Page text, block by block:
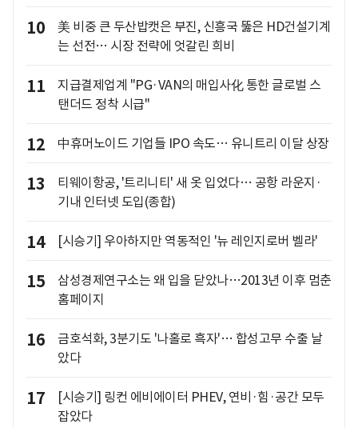
10
美 비중 큰 두산밥캣은 부진, 신흥국 뚫은 HD건설기계
는 선전… 시장 전략에 엇갈린 희비
11
지급결제업계 "PG·VAN의 매입사化 통한 글로벌 스
탠더드 정착 시급"
12 中휴머노이드 기업들 IPO 속도… 유니트리 이달 상장
13
티웨이항공, '트리니티' 새 옷 입었다… 공항 라운지·
기내 인터넷 도입(종합)
14 [시승기] 우아하지만 역동적인 '뉴 레인지로버 벨라'
15
삼성경제연구소는 왜 입을 닫았나…2013년 이후 멈춘
홈페이지
16
금호석화, 3분기도 '나홀로 흑자'… 합성고무 수출 날
았다
17
[시승기] 링컨 에비에이터 PHEV, 연비·힘·공간 모두
잡았다